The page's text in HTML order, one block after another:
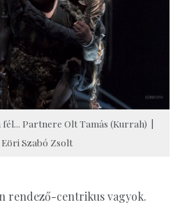
Partnere Olt Tamás (Kurrah) |
Szabó Zsolt
rendező-centrikus vagyok.